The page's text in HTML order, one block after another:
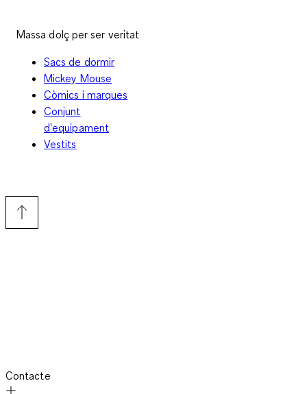
Massa dolç per ser veritat
Sacs de dormir
Mickey Mouse
Còmics i marques
Conjunt
d'equipament
Vestits
Contacte